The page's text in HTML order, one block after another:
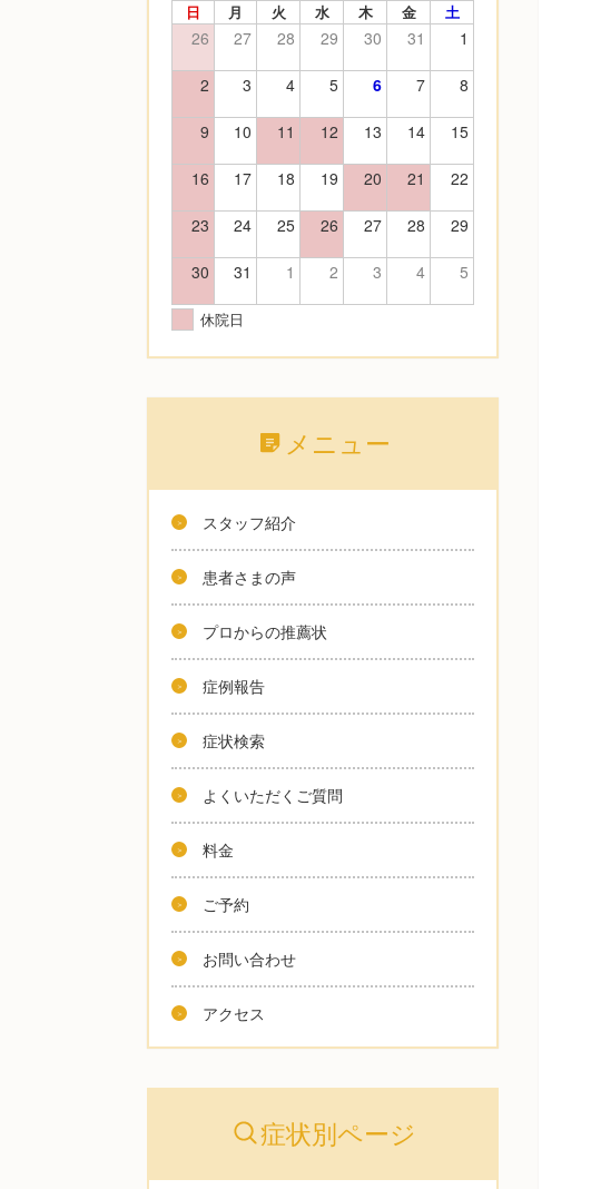
日 月 火 水 木 金 土
26 27 28 29 30 31 1
2 3 4 5 6 7 8
9 10 11 12 13 14 15
16 17 18 19 20 21 22
23 24 25 26 27 28 29
30 31 1 2 3 4 5
休院日
メニュー
スタッフ紹介
患者さまの声
プロからの推薦状
症例報告
症状検索
よくいただくご質問
料金
ご予約
お問い合わせ
アクセス
症状別ページ